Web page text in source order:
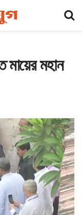
মায়ের মহান